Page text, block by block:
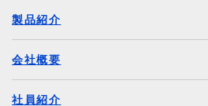
製品紹介
会社概要
社員紹介